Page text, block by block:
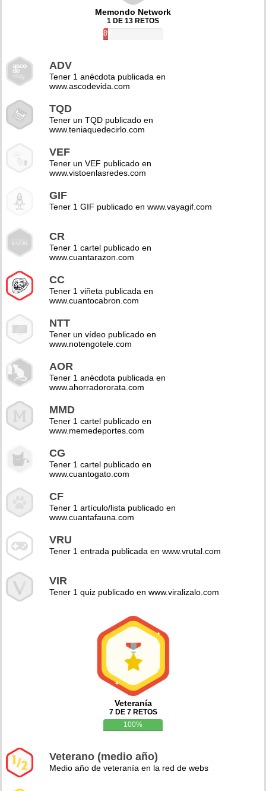
Memondo Network
1 DE 13 RETOS
8%
ADV
Tener 1 anécdota publicada en
www.ascodevida.com
TQD
Tener un TQD publicado en
www.teniaquedecirlo.com
VEF
Tener un VEF publicado en
www.vistoenlasredes.com
GIF
Tener 1 GIF publicado en www.vayagif.com
CR
Tener 1 cartel publicado en
www.cuantarazon.com
CC
Tener 1 viñeta publicada en
www.cuantocabron.com
NTT
Tener un vídeo publicado en
www.notengotele.com
AOR
Tener 1 anécdota publicada en
www.ahorradororata.com
MMD
Tener 1 cartel publicado en
www.memedeportes.com
CG
Tener 1 cartel publicado en
www.cuantogato.com
CF
Tener 1 artículo/lista publicado en
www.cuantafauna.com
VRU
Tener 1 entrada publicada en www.vrutal.com
VIR
Tener 1 quiz publicado en www.viralizalo.com
Veteranía
7 DE 7 RETOS
100%
Veterano (medio año)
Medio año de veteranía en la red de webs